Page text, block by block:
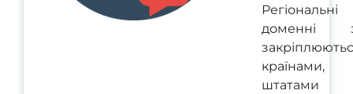
Регіональні
доменні
країнами,
штатами